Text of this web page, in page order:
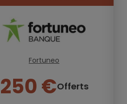
Fortuneo
250 €Offerts